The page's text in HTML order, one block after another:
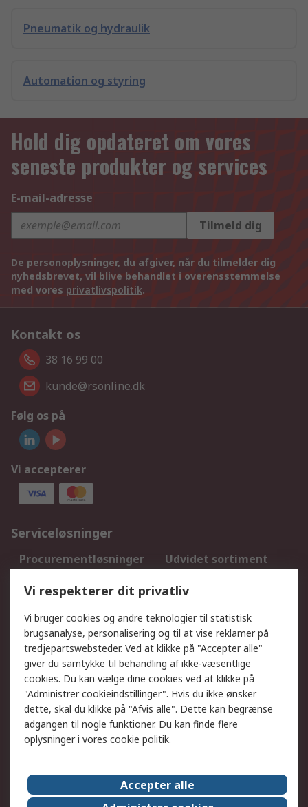
Pneumatik og hydraulik
Automation og styring
Hold dig opdateret om vores
seneste produkter og services
E-mail-adresse
Tilmeld dig
De personoplysninger, du afgiver, når du tilmelder dig
nyhedsbrevet, vil blive behandlet i overensstemmelse
med vores privatlivspolitik.
Kontakt os
38 16 99 00
kunde@rsonline.dk
Følg os på
Vi accepterer
Serviceløsninger
Procurementløsninger
Udvidet sortiment
DesignSpark
Teknisk Support
Dit lokale salgsteam
Eksportløsninger
Support
Få hjælp
Returnering
Levering
Spor min ordre
Fakturakopi
Betalingsmuligheder
Fordele med Mit RS
Okdo
Om RS Salgsbetingelser
Vi respekterer dit privatliv
Vi bruger cookies og andre teknologier til statistisk
brugsanalyse, personalisering og til at vise reklamer på
tredjepartswebsteder. Ved at klikke på "Accepter alle"
giver du samtykke til behandling af ikke-væsentlige
cookies. Du kan vælge dine cookies ved at klikke på
"Administrer cookieindstillinger". Hvis du ikke ønsker
dette, skal du klikke på "Afvis alle". Dette kan begrænse
adgangen til nogle funktioner. Du kan finde flere
oplysninger i vores cookie politik.
Accepter alle